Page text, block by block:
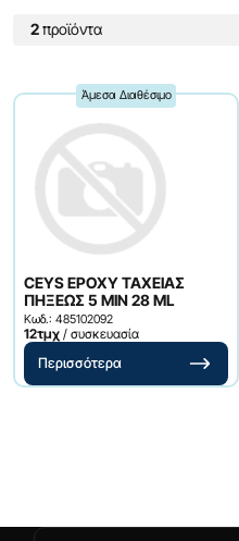
2προϊόντα
Άμεσα Διαθέσιμο
CEYS EPOXY ΤΑΧΕΙΑΣ
ΠΗΞΕΩΣ 5 MIN 28 ML
Κωδ.: 485102092
12τμχ / συσκευασία
Περισσότερα